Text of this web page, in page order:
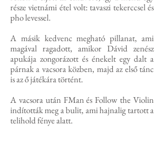
része vietnámi étel volt: tavaszi tekerccsel és
pho levessel.
A másik kedvenc megható pillanat, ami
magával ragadott, amikor Dávid zenész
apukája zongorázott és énekelt egy dalt a
párnak a vacsora közben, majd az első tánc
is az ő játékára történt.
A vacsora után FMan és Follow the Violin
indították meg a bulit, ami hajnalig tartott a
telihold fénye alatt.